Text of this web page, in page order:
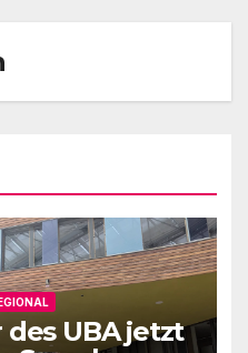
UBA jetzt